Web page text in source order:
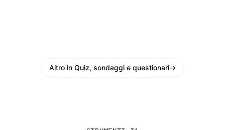
Altro in Quiz, sondaggi e questionari→